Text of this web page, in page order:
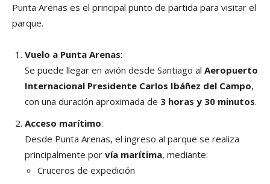
Punta Arenas es el principal punto de partida para visitar el
parque.
Vuelo a Punta Arenas:
Se puede llegar en avión desde Santiago al Aeropuerto
Internacional Presidente Carlos Ibáñez del Campo,
con una duración aproximada de 3 horas y 30 minutos.
Acceso marítimo:
Desde Punta Arenas, el ingreso al parque se realiza
principalmente por vía marítima, mediante:
Cruceros de expedición